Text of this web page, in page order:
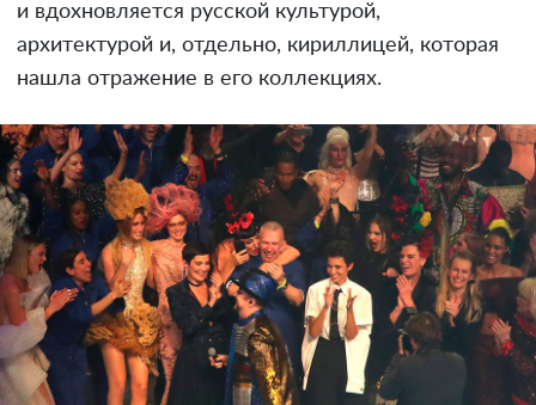
и вдохновляется русской культурой,
архитектурой и, отдельно, кириллицей, которая
нашла отражение в его коллекциях.